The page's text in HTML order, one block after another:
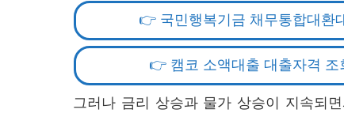
👉 국민행복기금 채무통합대환
👉 캠코 소액대출 대출자격 조
그러나 금리 상승과 물가 상승이 지속되